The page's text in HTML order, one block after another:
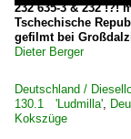
232 635-3 & 232 !?!
Tschechische
gefilmt bei
Dieter Berger
Deutschland /
130.1 'Ludmilla',
Kokszüge